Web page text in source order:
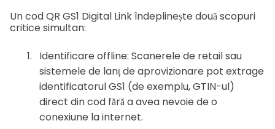
Un cod QR GS1 Digital Link îndeplinește două scopuri
critice simultan:
Identificare offline: Scanerele de retail sau
sistemele de lanț de aprovizionare pot extrage
identificatorul GS1 (de exemplu, GTIN-ul)
direct din cod fără a avea nevoie de o
conexiune la internet.